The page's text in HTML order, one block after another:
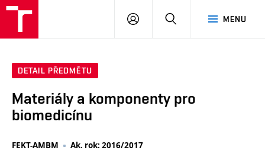
MENU
PŘIHLÁSIT
DETAIL PŘEDMĚTU
Materiály a komponenty pro
biomedicínu
FEKT-AMBM Ak. rok: 2016/2017